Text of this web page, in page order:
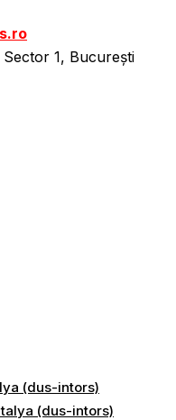
1, Bucureşti
(dus-intors)
(dus-intors)